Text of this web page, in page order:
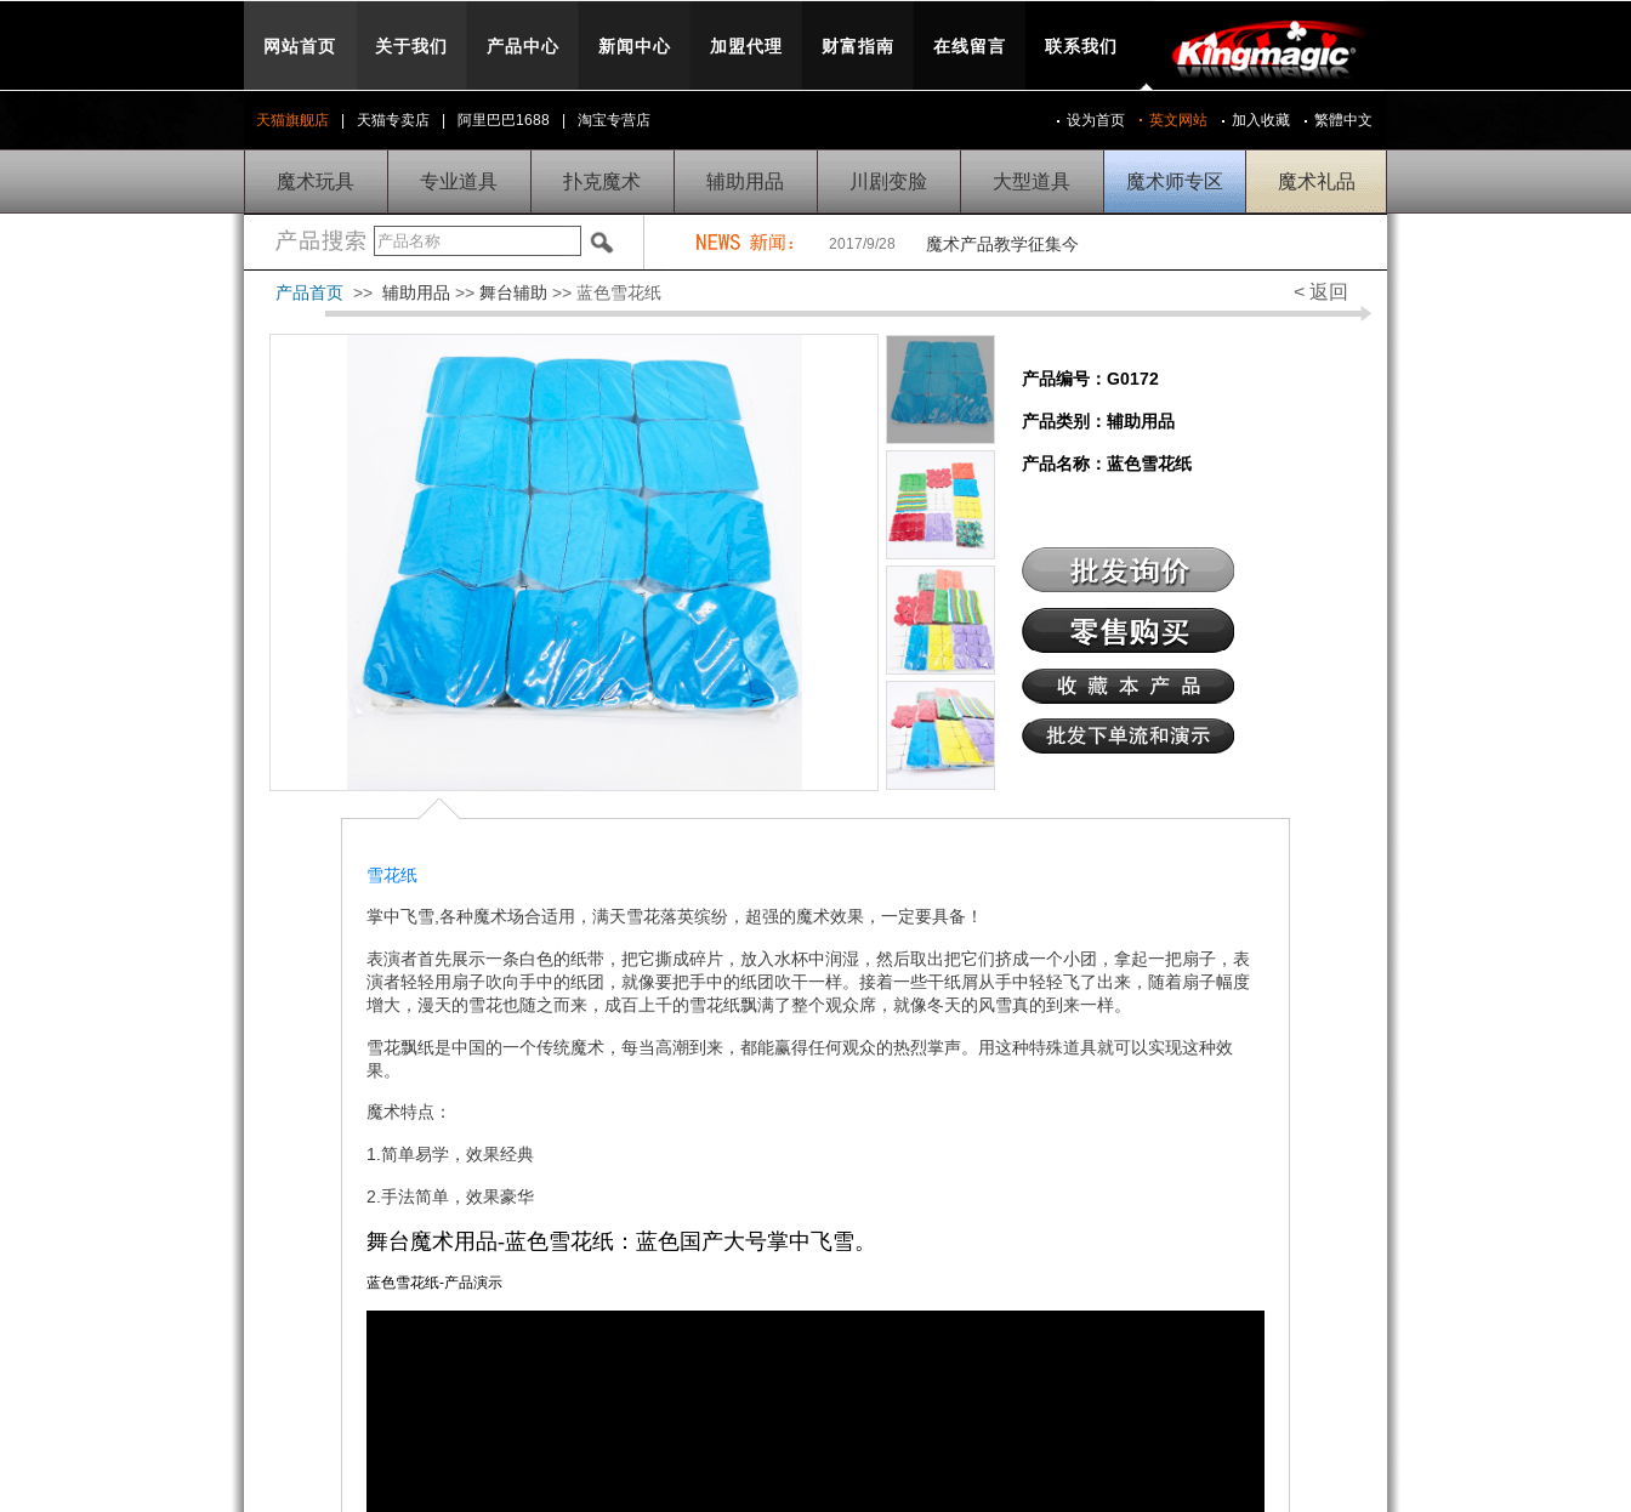
网站首页 关于我们 产品中心 新闻中心 加盟代理 财富指南 在线留言 联系我们
天猫旗舰店 天猫专卖店 阿里巴巴1688 淘宝专营店 设为首页 英文网站 加入收藏 繁體中文
魔术玩具 专业道具 扑克魔术 辅助用品 川剧变脸 大型道具 魔术师专区 魔术礼品
2017/9/28 魔术产品教学征集今
产品首页 >> 辅助用品 >> 舞台辅助 >> 蓝色雪花纸 < 返回
产品编号：G0172
产品类别：辅助用品
产品名称：蓝色雪花纸
雪花纸
掌中飞雪,各种魔术场合适用，满天雪花落英缤纷，超强的魔术效果，一定要具备！
表演者首先展示一条白色的纸带，把它撕成碎片，放入水杯中润湿，然后取出把它们挤成一个小团，拿起一把扇子，表
演者轻轻用扇子吹向手中的纸团，就像要把手中的纸团吹干一样。接着一些干纸屑从手中轻轻飞了出来，随着扇子幅度
增大，漫天的雪花也随之而来，成百上千的雪花纸飘满了整个观众席，就像冬天的风雪真的到来一样。
雪花飘纸是中国的一个传统魔术，每当高潮到来，都能赢得任何观众的热烈掌声。用这种特殊道具就可以实现这种效
果。
魔术特点：
1.简单易学，效果经典
2.手法简单，效果豪华
舞台魔术用品-蓝色雪花纸：蓝色国产大号掌中飞雪。
蓝色雪花纸-产品演示